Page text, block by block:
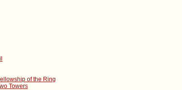
of the Ring
Towers